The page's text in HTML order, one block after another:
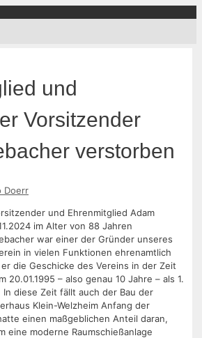
und
Vorsitzender
verstorben
Doerr
und Ehrenmitglied Adam
im Alter von 88 Jahren
war einer der Gründer unseres
in vielen Funktionen ehrenamtlich
die Geschicke des Vereins in der Zeit
20.01.1995 – also genau 10 Jahre – als 1.
diese Zeit fällt auch der Bau der
Klein-Welzheim Anfang der
einen maßgeblichen Anteil daran,
eine moderne Raumschießanlage